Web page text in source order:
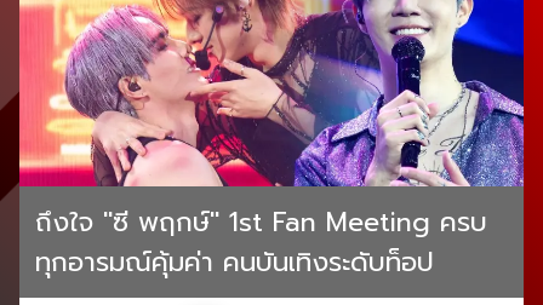
ถึงใจ "ซี พฤกษ์" 1st Fan Meeting ครบ
ทุกอารมณ์คุ้มค่า คนบันเทิงระดับท็อป